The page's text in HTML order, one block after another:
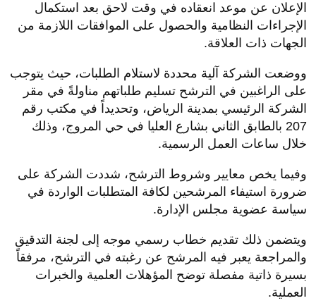
الإعلان عن موعد انعقاده في وقت لاحق بعد استكمال
الإجراءات النظامية والحصول على الموافقات اللازمة من
الجهات ذات العلاقة.
ووضعت الشركة آلية محددة لاستلام الطلبات، حيث يتوجب
على الراغبين في الترشح تسليم طلباتهم مناولةً في مقر
الشركة الرئيسي بمدينة الرياض، وتحديداً في مكتب رقم
207 بالطابق الثاني بشارع العليا في حي المروج، وذلك
خلال ساعات العمل الرسمية.
وفيما يخص معايير وشروط الترشح، شددت الشركة على
ضرورة استيفاء المرشحين لكافة المتطلبات الواردة في
سياسة عضوية مجلس الإدارة.
ويتضمن ذلك تقديم خطاب رسمي موجه إلى لجنة التدقيق
والمراجعة يعبر فيه المرشح عن رغبته في الترشح، مرفقاً
بسيرة ذاتية مفصلة توضح المؤهلات العلمية والخبرات
العملية.